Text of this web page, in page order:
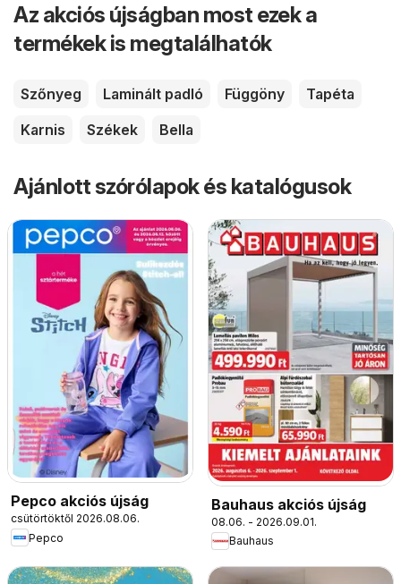
Az akciós újságban most ezek a
termékek is megtalálhatók
Szőnyeg Laminált padló Függöny
Tapéta
Karnis
Székek Bella
Ajánlott szórólapok és katalógusok
Pepco akciós újság
csütörtöktől 2026.08.06.
Pepco
Bauhaus akciós újság
08.06. - 2026.09.01.
Bauhaus